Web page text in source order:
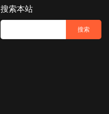
搜索本站